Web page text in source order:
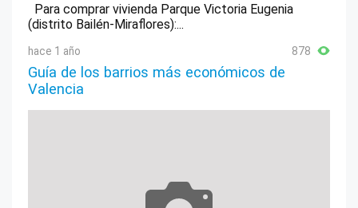
Para comprar vivienda Parque Victoria Eugenia
(distrito Bailén-Miraflores):...
hace 1 año 878
Guía de los barrios más económicos de
Valencia